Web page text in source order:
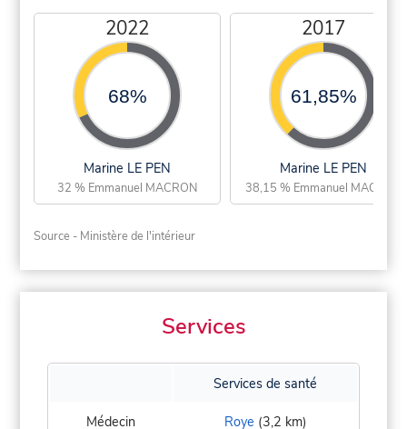
2022
68%
Marine LE PEN
32 % Emmanuel MACRON
2017
61,85%
Marine LE PEN
38,15 % Emmanuel MACRON
Source - Ministère de l'intérieur
Services
Services de santé
Médecin Roye (3,2 km)